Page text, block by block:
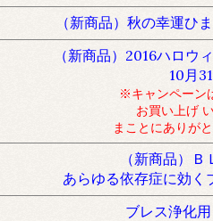
（新商品）秋の幸運ひ
（新商品）2016ハロウ
10月
※キャンペーン
お買い上げ
まことにありが
（新商品）
あらゆる依存症に効く
ブレス浄化